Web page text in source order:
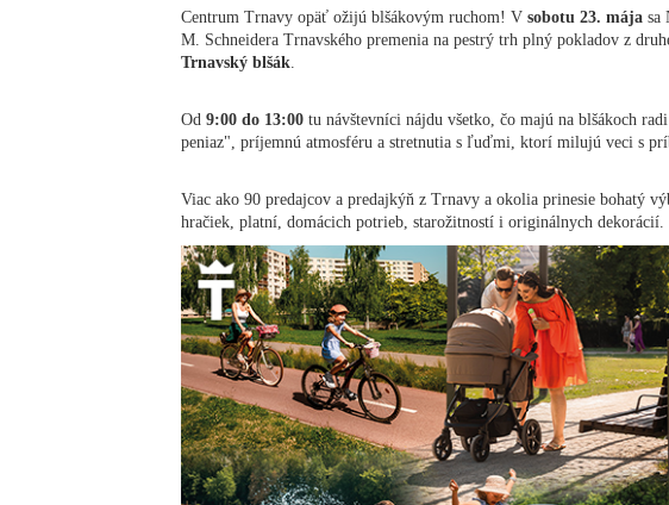
Centrum Trnavy opäť ožijú blšákovým ruchom! V sobotu 23. mája sa
M. Schneidera Trnavského premenia na pestrý trh plný pokladov z
Trnavský blšák
Od 9:00 do 13:00 tu návštevníci nájdu všetko, čo majú na blšákoch
peniaz", príjemnú atmosféru a stretnutia s ľuďmi, ktorí milujú veci s
Viac ako 90 predajcov a predajkýň z Trnavy a okolia prinesie bohatý
hračiek, platní, domácich potrieb, starožitností i originálnych dekorácií.